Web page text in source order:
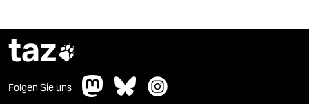
taz
Folgen Sie uns